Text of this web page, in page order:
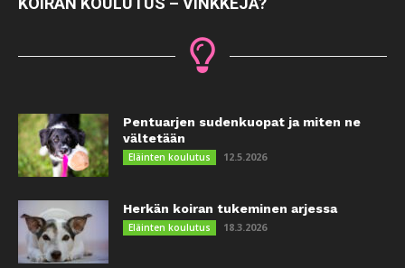
Pentuarjen sudenkuopat ja miten ne
vältetään
Eläinten koulutus 12.5.2026
Herkän koiran tukeminen arjessa
Eläinten koulutus 18.3.2026